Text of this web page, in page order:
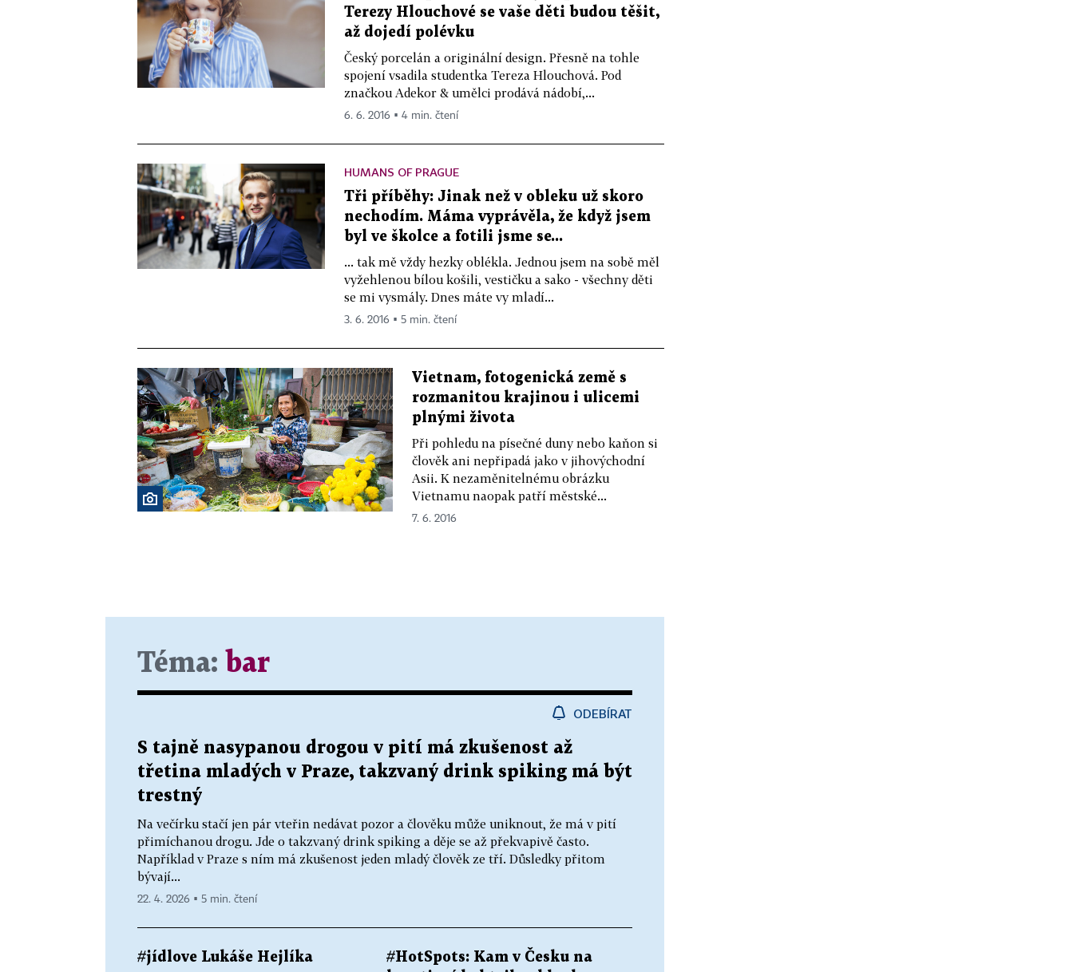
Terezy Hlouchové se vaše děti budou těšit,
až dojedí polévku
Český porcelán a originální design. Přesně na tohle
spojení vsadila studentka Tereza Hlouchová. Pod
značkou Adekor & umělci prodává nádobí,...
6. 6. 2016 ▪ 4 min. čtení
HUMANS OF PRAGUE
Tři příběhy: Jinak než v obleku už skoro
nechodím. Máma vyprávěla, že když jsem
byl ve školce a fotili jsme se...
... tak mě vždy hezky oblékla. Jednou jsem na sobě měl
vyžehlenou bílou košili, vestičku a sako - všechny děti
se mi vysmály. Dnes máte vy mladí...
3. 6. 2016 ▪ 5 min. čtení
Vietnam, fotogenická země s
rozmanitou krajinou i ulicemi
plnými života
Při pohledu na písečné duny nebo kaňon si
člověk ani nepřipadá jako v jihovýchodní
Asii. K nezaměnitelnému obrázku
Vietnamu naopak patří městské...
7. 6. 2016
Téma: bar
ODEBÍRAT
S tajně nasypanou drogou v pití má zkušenost až
třetina mladých v Praze, takzvaný drink spiking má být
trestný
Na večírku stačí jen pár vteřin nedávat pozor a člověku může uniknout, že má v pití
přimíchanou drogu. Jde o takzvaný drink spiking a děje se až překvapivě často.
Například v Praze s ním má zkušenost jeden mladý člověk ze tří. Důsledky přitom
bývají...
22. 4. 2026 ▪ 5 min. čtení
#jídlove Lukáše Hejlíka
#HotSpots: Kam v Česku na